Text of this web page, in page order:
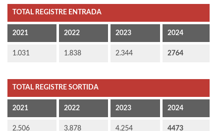
TOTAL REGISTRE ENTRADA
2021 2022 2023 2024
1.031 1.838 2.344 2764
TOTAL REGISTRE SORTIDA
2021 2022 2023 2024
2.506 3.878 4.254 4473